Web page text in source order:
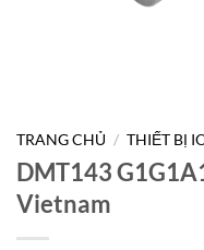
TRANG CHỦ / THIẾT BỊ
DMT143
Vietnam